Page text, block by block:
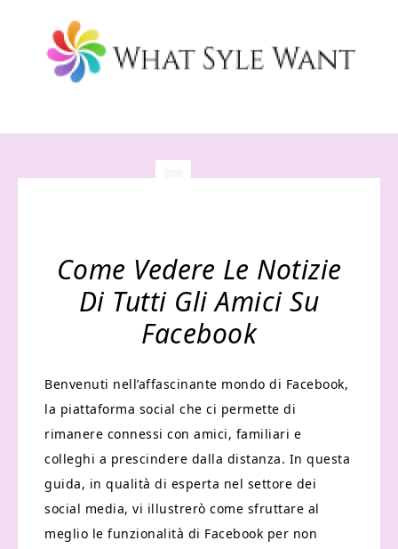
Come Vedere Le Notizie
Di Tutti Gli Amici Su
Facebook
Benvenuti nell’affascinante mondo di Facebook,
la piattaforma social che ci permette di
rimanere connessi con amici, familiari e
colleghi a prescindere dalla distanza. In questa
guida, in qualità di esperta nel settore dei
social media, vi illustrerò come sfruttare al
meglio le funzionalità di Facebook per non